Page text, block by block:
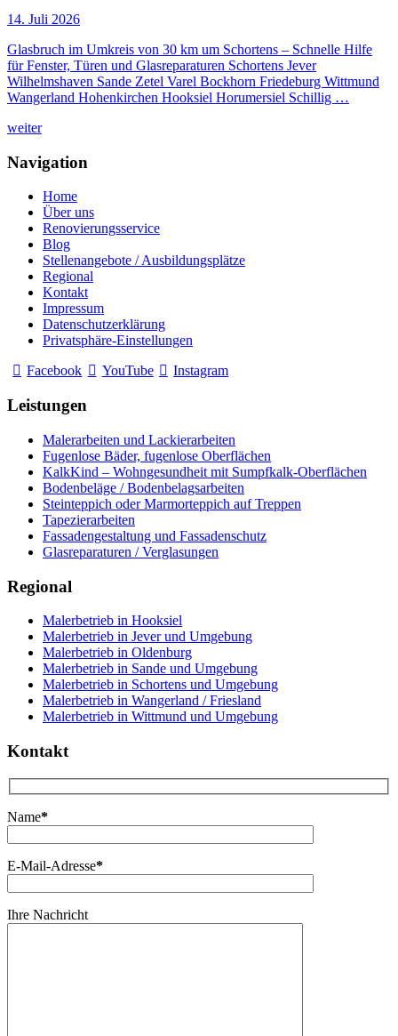
14. Juli 2026
Glasbruch im Umkreis von 30 km um Schortens – Schnelle Hilfe
für Fenster, Türen und Glasreparaturen Schortens Jever
Wilhelmshaven Sande Zetel Varel Bockhorn Friedeburg Wittmund
Wangerland Hohenkirchen Hooksiel Horumersiel Schillig …
weiter
Navigation
Home
Über uns
Renovierungsservice
Blog
Stellenangebote / Ausbildungsplätze
Regional
Kontakt
Impressum
Datenschutzerklärung
Privatsphäre-Einstellungen
Facebook
YouTube Instagram
Leistungen
Malerarbeiten und Lackierarbeiten
Fugenlose Bäder, fugenlose Oberflächen
KalkKind – Wohngesundheit mit Sumpfkalk-Oberflächen
Bodenbeläge / Bodenbelagsarbeiten
Steinteppich oder Marmorteppich auf Treppen
Tapezierarbeiten
Fassadengestaltung und Fassadenschutz
Glasreparaturen / Verglasungen
Regional
Malerbetrieb in Hooksiel
Malerbetrieb in Jever und Umgebung
Malerbetrieb in Oldenburg
Malerbetrieb in Sande und Umgebung
Malerbetrieb in Schortens und Umgebung
Malerbetrieb in Wangerland / Friesland
Malerbetrieb in Wittmund und Umgebung
Kontakt
Name*
E-Mail-Adresse*
Ihre Nachricht